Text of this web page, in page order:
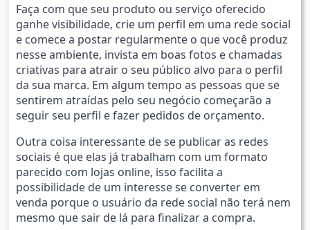
Faça com que seu produto ou serviço oferecido
ganhe visibilidade, crie um perfil em uma rede social
e comece a postar regularmente o que você produz
nesse ambiente, invista em boas fotos e chamadas
criativas para atrair o seu público alvo para o perfil
da sua marca. Em algum tempo as pessoas que se
sentirem atraídas pelo seu negócio começarão a
seguir seu perfil e fazer pedidos de orçamento.
Outra coisa interessante de se publicar as redes
sociais é que elas já trabalham com um formato
parecido com lojas online, isso facilita a
possibilidade de um interesse se converter em
venda porque o usuário da rede social não terá nem
mesmo que sair de lá para finalizar a compra.